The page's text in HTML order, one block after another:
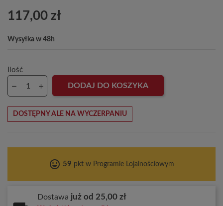
117,00 zł
Wysyłka w 48h
Ilość
DODAJ DO KOSZYKA
DOSTĘPNY ALE NA WYCZERPANIU
tag_faces 59 pkt w Programie Lojalnościowym
Dostawa już od 25,00 zł